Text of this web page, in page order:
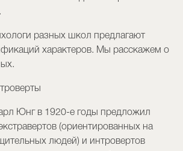
разных школ предлагают
характеров. Мы расскажем о
Юнг в 1920-е годы предложил
(ориентированных на
людей) и интровертов